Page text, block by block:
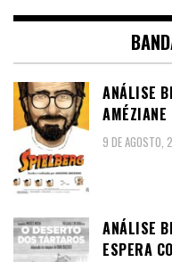
ANÁLISE
AMÉZIANE
9 DE AGOSTO,
ANÁLISE
ESPERA